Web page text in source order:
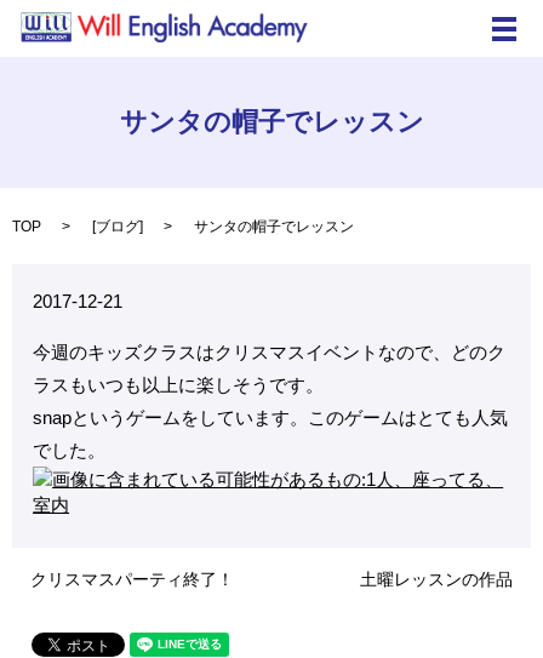
メ
サンタの帽子でレッスン
TOP [ブログ] サンタの帽子でレッスン
2017-12-21
今週のキッズクラスはクリスマスイベントなので、どのク
ラスもいつも以上に楽しそうです。
snapというゲームをしています。このゲームはとても人気
でした。
クリスマスパーティ終了！ 土曜レッスンの作品